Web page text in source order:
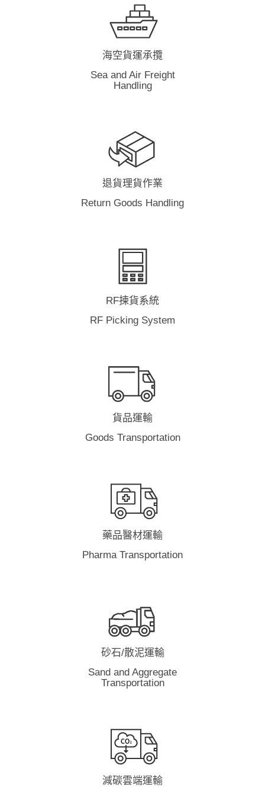
海空貨運承攬
Sea and Air Freight
Handling
退貨理貨作業
Return Goods Handling
RF揀貨系統
RF Picking System
貨品運輸
Goods Transportation
藥品醫材運輸
Pharma Transportation
砂石/散泥運輸
Sand and Aggregate
Transportation
減碳雲端運輸